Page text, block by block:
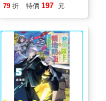
79 折 特價 197 元